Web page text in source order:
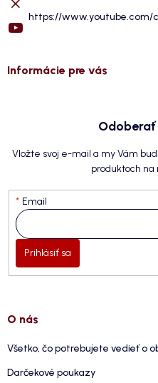
https://www.youtube.com/
Informácie pre vás
Vložte svoj e-mail a my Vám
produktoch na
Email
Prihlásiť sa
O nás
Všetko, čo potrebujete vedieť o
Darčekové poukazy